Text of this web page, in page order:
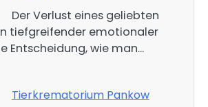
Der Verlust eines geliebten
tiefgreifender emotionaler
Entscheidung, wie man…
Tierkrematorium Pankow